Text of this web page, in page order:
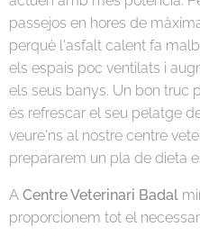
passejos en hores de
perquè l'asfalt calent fa
els espais poc ventilats i
els seus banys. Un bon truc
és refrescar el seu pelatge
veure'ns al nostre centre
prepararem un pla de dieta
A Centre Veterinari Badal
proporcionem tot el